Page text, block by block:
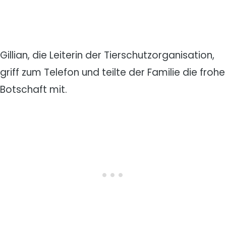
Gillian, die Leiterin der Tierschutzorganisation,
griff zum Telefon und teilte der Familie die frohe
Botschaft mit.